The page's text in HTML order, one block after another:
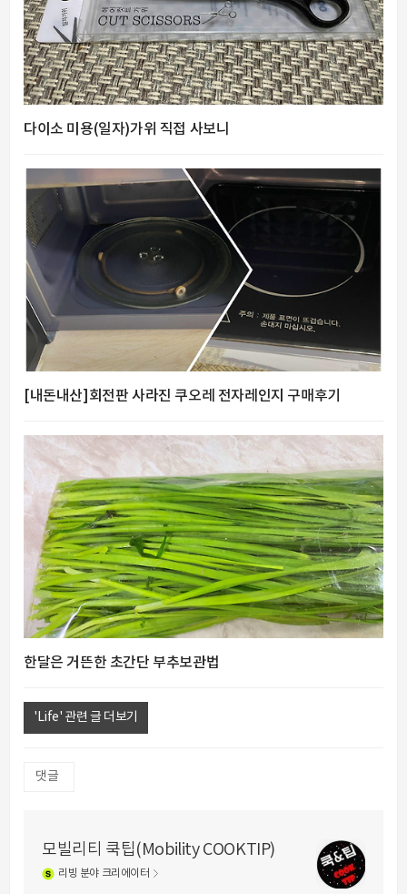
다이소 미용(일자)가위 직접 사보니
[내돈내산]회전판 사라진 쿠오레 전자레인지 구매후기
한달은 거뜬한 초간단 부추보관법
'Life' 관련 글 더보기
댓글
모빌리티 쿡팁(Mobility COOKTIP)
리빙 분야 크리에이터